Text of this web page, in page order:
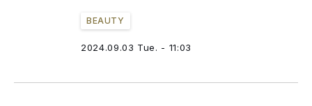
BEAUTY
2024.09.03 Tue. - 11:03